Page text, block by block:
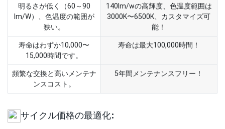
明るさが低く（60～90
lm/W）、色温度の範囲が
狭い。
140lm/wの高輝度、色温度範囲は
3000K〜6500K、カスタマイズ可
能！
寿命はわずか10,000〜
15,000時間です。
寿命は最大100,000時間！
頻繁な交換と高いメンテナ
ンスコスト。
5年間メンテナンスフリー！
サイクル価格の最適化: